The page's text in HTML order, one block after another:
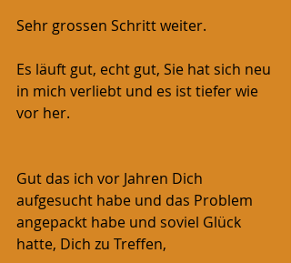
Sehr grossen Schritt weiter.
Es läuft gut, echt gut, Sie hat sich neu
in mich verliebt und es ist tiefer wie
vor her.
Gut das ich vor Jahren Dich
aufgesucht habe und das Problem
angepackt habe und soviel Glück
hatte, Dich zu Treffen,